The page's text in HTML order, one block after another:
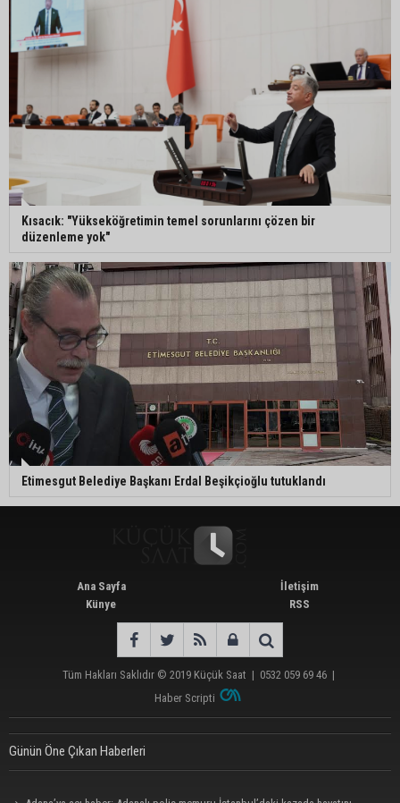
Kısacık: "Yükseköğretimin temel sorunlarını çözen bir
düzenleme yok"
Etimesgut Belediye Başkanı Erdal Beşikçioğlu tutuklandı
Ana Sayfa
Künye
İletişim
RSS
Tüm Hakları Saklıdır © 2019 Küçük Saat | 0532 059 69 46 |
Haber Scripti
Günün Öne Çıkan Haberleri